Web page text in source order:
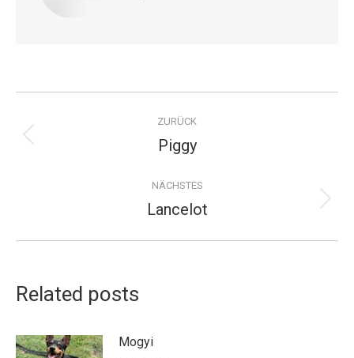
Kommentarnavigation
ZURÜCK
Vorheriger
Piggy
NÄCHSTES
Nächster
Lancelot
Related posts
Mogyi